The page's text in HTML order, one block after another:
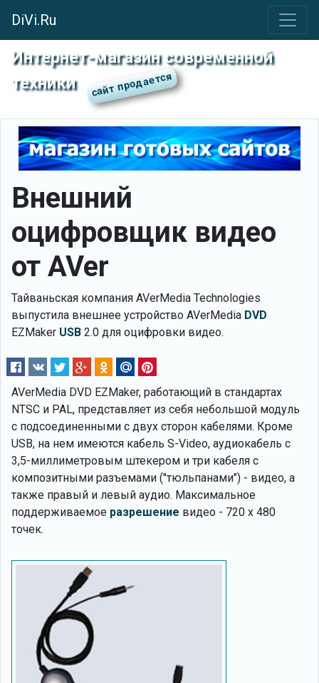
DiVi.Ru
Интернет-магазин современной
техники
Внешний
оцифровщик видео
от AVer
Тайваньская компания AVerMedia Technologies
выпустила внешнее устройство AVerMedia DVD
EZMaker USB 2.0 для оцифровки видео.
AVerMedia DVD EZMaker, работающий в стандартах
NTSC и PAL, представляет из себя небольшой модуль
с подсоединенными с двух сторон кабелями. Кроме
USB, на нем имеются кабель S-Video, аудиокабель с
3,5-миллиметровым штекером и три кабеля с
композитными разъемами ("тюльпанами") - видео, а
также правый и левый аудио. Максимальное
поддерживаемое разрешение видео - 720 x 480
точек.